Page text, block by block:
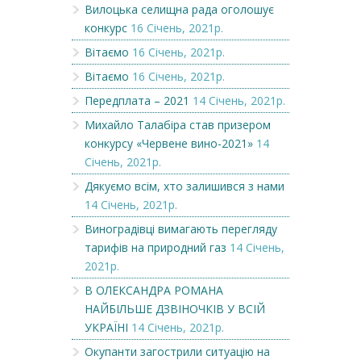
Вилоцька селищна рада оголошує
конкурс 16 Січень, 2021р.
Вітаємо 16 Січень, 2021р.
Вітаємо 16 Січень, 2021р.
Передплата – 2021 14 Січень, 2021р.
Михайло Талабіра став призером
конкурсу «Червене вино-2021» 14
Січень, 2021р.
Дякуємо всім, хто залишився з нами
14 Січень, 2021р.
Виноградівці вимагають перегляду
тарифів на природний газ 14 Січень,
2021р.
В ОЛЕКСАНДРА РОМАНА
НАЙБІЛЬШЕ ДЗВІНОЧКІВ У ВСІЙ
УКРАЇНІ 14 Січень, 2021р.
Окупанти загострили ситуацію на